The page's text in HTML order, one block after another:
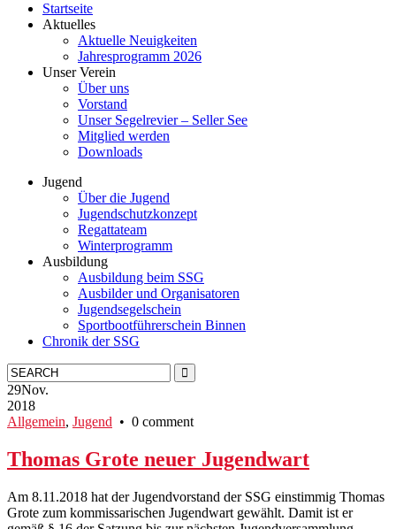
Startseite
Aktuelles
Aktuelle Neuigkeiten
Jahresprogramm 2026
Unser Verein
Über uns
Vorstand
Unser Segelrevier – Seller See
Mitglied werden
Downloads
Jugend
Über die Jugend
Jugendschutzkonzept
Regattateam
Winterprogramm
Ausbildung
Ausbildung beim SSG
Ausbilder und Organisatoren
Jugendsegelschein
Sportbootführerschein Binnen
Chronik der SSG
29Nov.
2018
Allgemein, Jugend • 0 comment
Thomas Grote neuer Jugendwart
Am 8.11.2018 hat der Jugendvorstand der SSG einstimmig Thomas
Grote zum kommissarischen Jugendwart gewählt. Damit ist er